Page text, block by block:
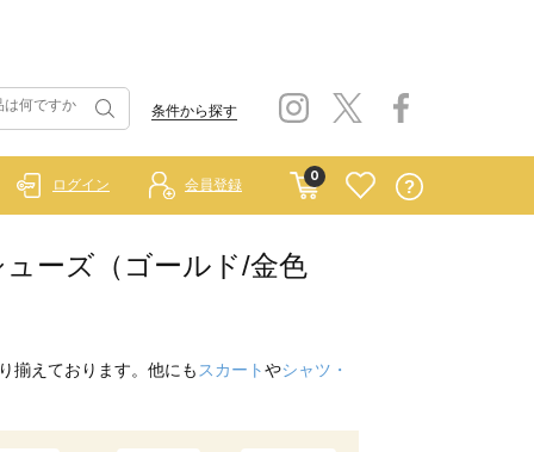
条件から探す
0
ログイン 会員登録
ーズ（ゴールド/金色
揃えております。他にも スカートやシャツ・